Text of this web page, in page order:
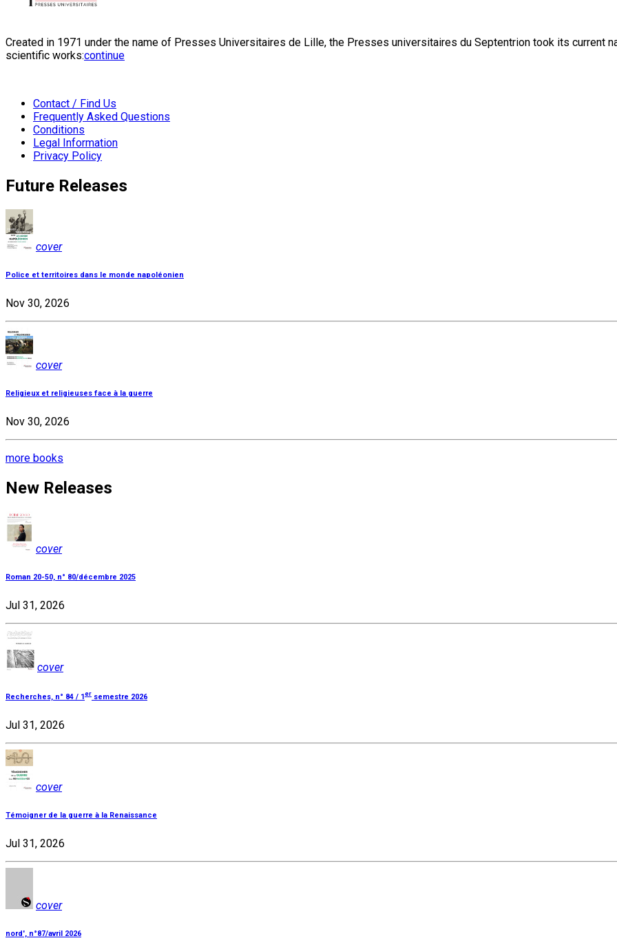
Created in 1971 under the name of Presses Universitaires de Lille, the Presses universitaires du Septentrion took its current
scientific works:continue
Contact / Find Us
Frequently Asked Questions
Conditions
Legal Information
Privacy Policy
Future Releases
cover
Police et territoires dans le monde napoléonien
Nov 30, 2026
cover
Religieux et religieuses face à la guerre
Nov 30, 2026
more books
New Releases
cover
Roman 20-50, n° 80/décembre 2025
Jul 31, 2026
cover
Recherches, n° 84 / 1 er semestre 2026
Jul 31, 2026
cover
Témoigner de la guerre à la Renaissance
Jul 31, 2026
cover
nord', n°87/avril 2026